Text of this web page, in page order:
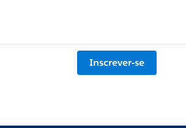
Inscrever-se